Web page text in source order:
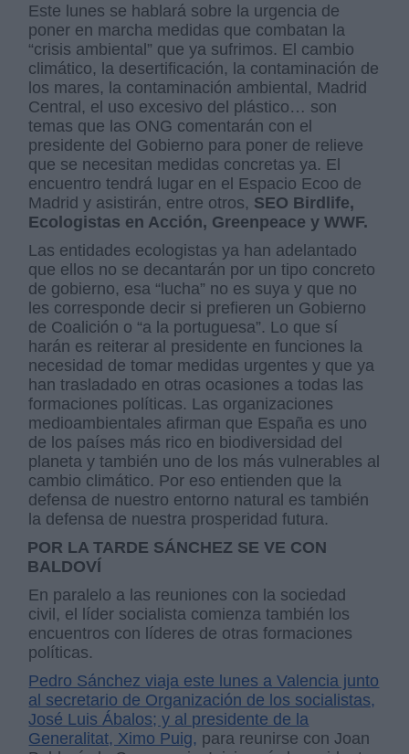
Este lunes se hablará sobre la urgencia de
poner en marcha medidas que combatan la
“crisis ambiental” que ya sufrimos. El cambio
climático, la desertificación, la contaminación de
los mares, la contaminación ambiental, Madrid
Central, el uso excesivo del plástico… son
temas que las ONG comentarán con el
presidente del Gobierno para poner de relieve
que se necesitan medidas concretas ya. El
encuentro tendrá lugar en el Espacio Ecoo de
Madrid y asistirán, entre otros, SEO Birdlife,
Ecologistas en Acción, Greenpeace y WWF.
Las entidades ecologistas ya han adelantado
que ellos no se decantarán por un tipo concreto
de gobierno, esa “lucha” no es suya y que no
les corresponde decir si prefieren un Gobierno
de Coalición o “a la portuguesa”. Lo que sí
harán es reiterar al presidente en funciones la
necesidad de tomar medidas urgentes y que ya
han trasladado en otras ocasiones a todas las
formaciones políticas. Las organizaciones
medioambientales afirman que España es uno
de los países más rico en biodiversidad del
planeta y también uno de los más vulnerables al
cambio climático. Por eso entienden que la
defensa de nuestro entorno natural es también
la defensa de nuestra prosperidad futura.
POR LA TARDE SÁNCHEZ SE VE CON
BALDOVÍ
En paralelo a las reuniones con la sociedad
civil, el líder socialista comienza también los
encuentros con líderes de otras formaciones
políticas.
Pedro Sánchez viaja este lunes a Valencia junto
al secretario de Organización de los socialistas,
José Luis Ábalos; y al presidente de la
Generalitat, Ximo Puig, para reunirse con Joan